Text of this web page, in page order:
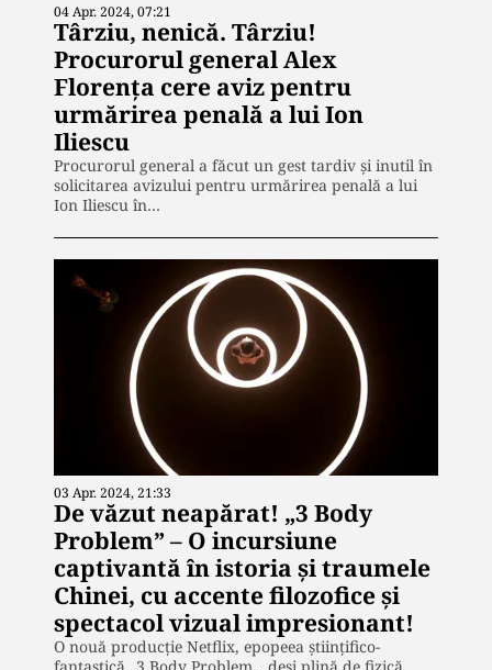
04 Apr. 2024, 07:21
Târziu, nenică. Târziu!
Procurorul general Alex
Florența cere aviz pentru
urmărirea penală a lui Ion
Iliescu
Procurorul general a făcut un gest tardiv și inutil în
solicitarea avizului pentru urmărirea penală a lui
Ion Iliescu în…
03 Apr. 2024, 21:33
De văzut neapărat! „3 Body
Problem” – O incursiune
captivantă în istoria și traumele
Chinei, cu accente filozofice și
spectacol vizual impresionant!
O nouă producție Netflix, epopeea științifico-
fantastică „3 Body Problem„, deși plină de fizică